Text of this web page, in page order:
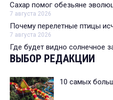
Сахар помог обезьяне
7 августа 2026
Почему перелетные птицы
7 августа 2026
Где будет видно солнечное
ВЫБОР РЕДАКЦИИ
10 самых